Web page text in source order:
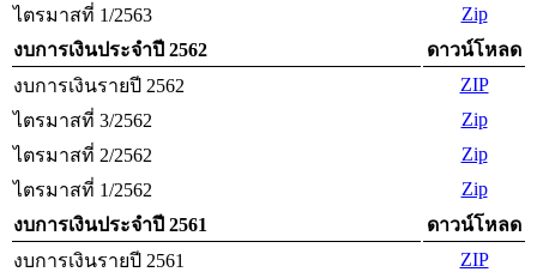
ไตรมาสที่ 1/2563
Zip
งบการเงินประจำปี 2562
ดาวน์โหลด
งบการเงินรายปี 2562
ZIP
ไตรมาสที่ 3/2562
Zip
ไตรมาสที่ 2/2562
Zip
ไตรมาสที่ 1/2562
Zip
งบการเงินประจำปี 2561
ดาวน์โหลด
งบการเงินรายปี 2561
ZIP